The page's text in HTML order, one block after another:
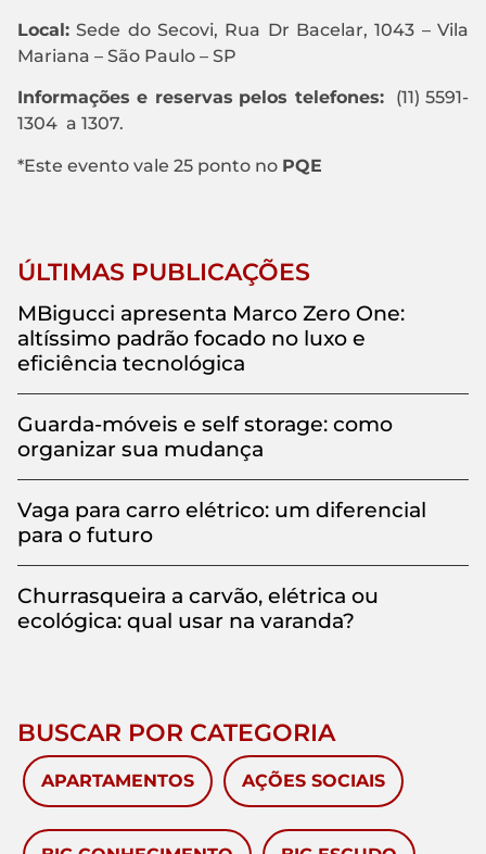
Local: Sede do Secovi, Rua Dr Bacelar, 1043 – Vila
Mariana – São Paulo – SP
Informações e reservas pelos telefones:(11) 5591-
1304 a 1307.
*Este evento vale 25 ponto no PQE
ÚLTIMAS PUBLICAÇÕES
MBigucci apresenta Marco Zero One:
altíssimo padrão focado no luxo e
eficiência tecnológica
Guarda-móveis e self storage: como
organizar sua mudança
Vaga para carro elétrico: um diferencial
para o futuro
Churrasqueira a carvão, elétrica ou
ecológica: qual usar na varanda?
BUSCAR POR CATEGORIA
APARTAMENTOS AÇÕES SOCIAIS